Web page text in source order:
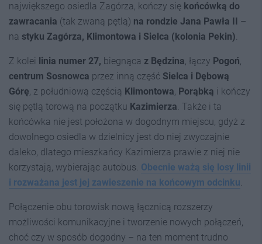
największego osiedla Zagórza, kończy się końcówką do
zawracania (tak zwaną pętlą) na rondzie Jana Pawła II
–
na styku Zagórza, Klimontowa i Sielca (kolonia Pekin).
Z kolei linia numer 27, biegnąca z Będzina, łączy Pogoń,
centrum Sosnowca przez inną część Sielca i Dębową
Górę, z południową częścią Klimontowa, Porąbką i kończy
się pętlą torową na początku Kazimierza. Także i ta
końcówka nie jest położona w dogodnym miejscu, gdyż z
dowolnego osiedla w dzielnicy jest do niej zwyczajnie
daleko, dlatego mieszkańcy Kazimierza prawie z niej nie
korzystają, wybierając autobus. Obecnie ważą się losy linii
i rozważana jest jej zawieszenie na końcowym odcinku.
Połączenie obu torowisk nową łącznicą rozszerzy
możliwości komunikacyjne i tworzenie nowych połączeń,
choć czy w sposób dogodny – na ten moment trudno